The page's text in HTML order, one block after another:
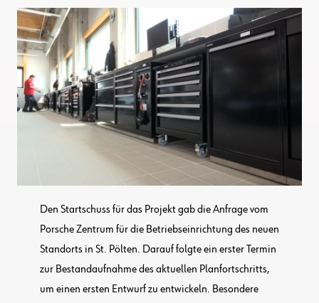
Den Startschuss für das Projekt gab die Anfrage vom
Porsche Zentrum für die Betriebseinrichtung des neuen
Standorts in St. Pölten. Darauf folgte ein erster Termin
zur Bestandaufnahme des aktuellen Planfortschritts,
um einen ersten Entwurf zu entwickeln. Besondere